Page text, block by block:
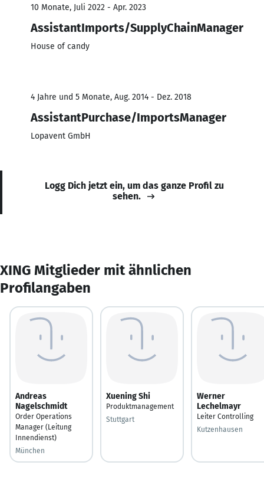
10 Monate, Juli 2022 - Apr. 2023
AssistantImports/SupplyChainManager
House of candy
4 Jahre und 5 Monate, Aug. 2014 - Dez. 2018
AssistantPurchase/ImportsManager
Lopavent GmbH
Logg Dich jetzt ein, um das ganze Profil zu
sehen.
XING Mitglieder mit ähnlichen
Profilangaben
Andreas
Nagelschmidt
Order Operations
Manager (Leitung
Innendienst)
München
Xuening Shi
Produktmanagement
Stuttgart
Werner
Lechelmayr
Leiter Controlling
Kutzenhausen